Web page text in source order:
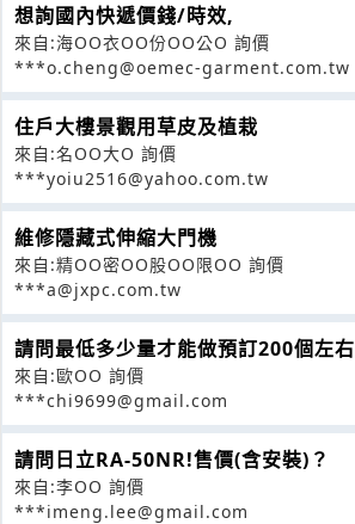
想詢國內快遞價錢/時效,
來自:海OO衣OO份OO公O 詢價
***o.cheng@oemec-garment.com.tw
住戶大樓景觀用草皮及植栽
來自:名OO大O 詢價
***yoiu2516@yahoo.com.tw
維修隱藏式伸縮大門機
來自:精OO密OO股OO限OO 詢價
***a@jxpc.com.tw
請問最低多少量才能做預訂200個左右
來自:歐OO 詢價
***chi9699@gmail.com
請問日立RA-50NR!售價(含安裝)？
來自:李OO 詢價
***imeng.lee@gmail.com